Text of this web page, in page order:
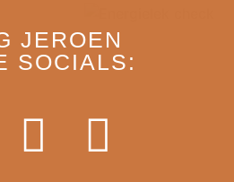
JEROEN
SOCIALS: